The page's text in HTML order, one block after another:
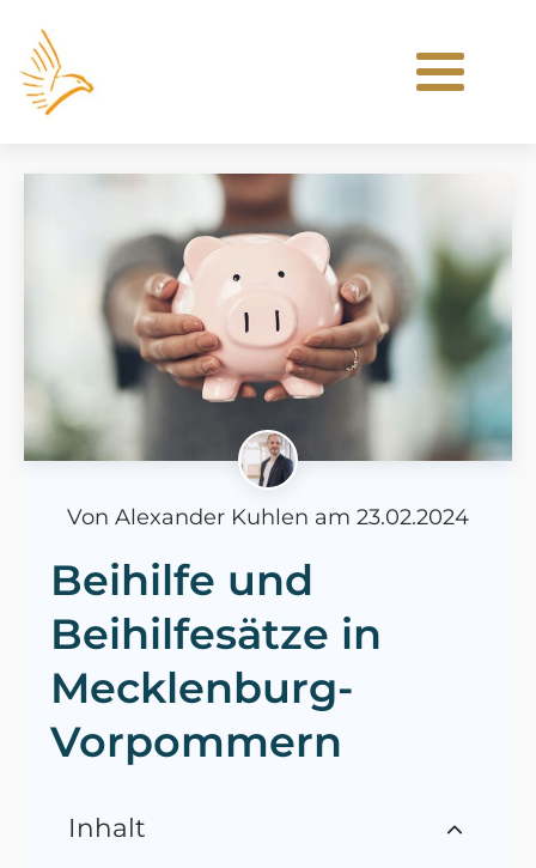
Von Alexander Kuhlen am 23.02.2024
Beihilfe und
Beihilfesätze in
Mecklenburg-
Vorpommern
Inhalt